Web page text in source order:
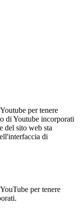
per tenere
di Youtube incorporati
del sito web sta
di
per tenere